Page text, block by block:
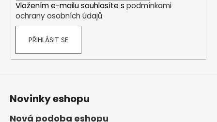
Vložením e-mailu souhlasíte s podmínkami
ochrany osobních údajů
PŘIHLÁSIT SE
Novinky eshopu
Nová podoba eshopu